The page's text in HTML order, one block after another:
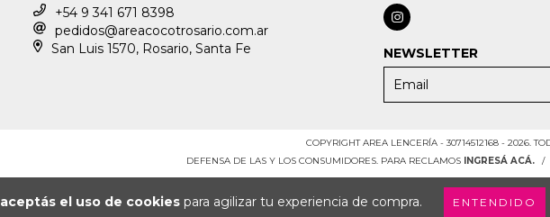
aceptás el uso de cookies para agilizar tu experiencia de compra. ENTENDIDO
+54 9 341 671 8398
pedidos@areacocotrosario.com.ar
San Luis 1570, Rosario, Santa Fe
NEWSLETTER
COPYRIGHT AREA LENCERÍA - 30714512168 - 2026.
DEFENSA DE LAS Y LOS CONSUMIDORES. PARA RECLAMOS
INGRESÁ ACÁ. /